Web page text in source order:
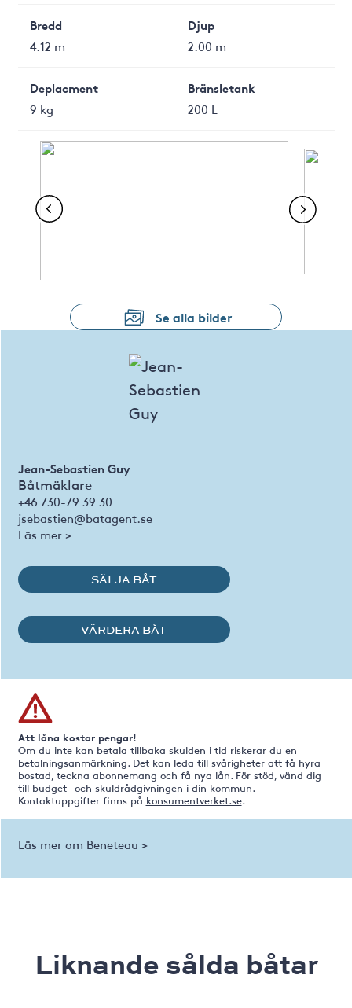
Bredd
4.12 m
Djup
2.00 m
Deplacment
9 kg
Bränsletank
200 L
Se alla bilder
Jean-Sebastien Guy
Båtmäklare
+46 730-79 39 30
jsebastien@batagent.se
Läs mer >
SÄLJA BÅT
VÄRDERA BÅT
Att låna kostar pengar!
Om du inte kan betala tillbaka skulden i tid riskerar du en
betalningsanmärkning. Det kan leda till svårigheter att få hyra
bostad, teckna abonnemang och få nya lån. För stöd, vänd dig
till budget- och skuldrådgivningen i din kommun.
Kontaktuppgifter finns på konsumentverket.se.
Läs mer om Beneteau >
Liknande sålda båtar